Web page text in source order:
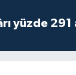
yüzde 291